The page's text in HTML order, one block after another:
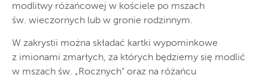
modlitwy różańcowej w kościele po mszach
św. wieczornych lub w gronie rodzinnym.
W zakrystii można składać kartki wypominkowe
z imionami zmarłych, za których będziemy się modlić
w mszach św. „Rocznych” oraz na różańcu